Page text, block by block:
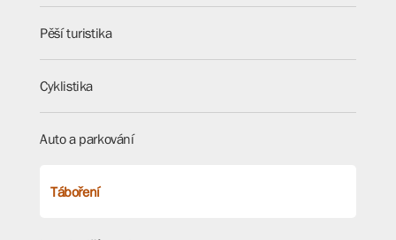
Pěší turistika
Cyklistika
Auto a parkování
Táboření